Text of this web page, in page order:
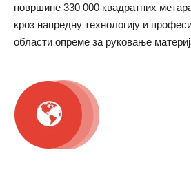
површине 330 000 квадратних
кроз напредну технологију и
области опреме за руковање